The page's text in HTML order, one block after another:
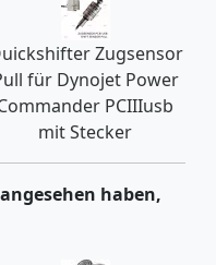
Zugsensor
für Dynojet Power
PCIIIusb
mit Stecker
haben,